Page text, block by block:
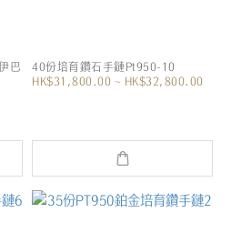
巴
40份培育鑽石手鏈Pt950-10
HK$31,800.00 ~ HK$32,800.00